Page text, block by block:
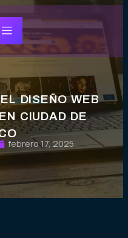
DISEÑO WEB
CIUDAD DE
febrero 17, 2025